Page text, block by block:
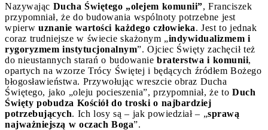
Nazywając Ducha Świętego „olejem komunii”, Franciszek
przypomniał, że do budowania wspólnoty potrzebne jest
wpierw uznanie wartości każdego człowieka. Jest to jednak
coraz trudniejsze w świecie skażonym „indywidualizmem i
rygoryzmem instytucjonalnym”. Ojciec Święty zachęcił też
do nieustannych starań o budowanie braterstwa i komunii,
opartych na wzorze Trócy Świętej i będących źródłem Bożego
błogosławieństwa. Przywołując wreszcie obraz Ducha
Świętego, jako „oleju pocieszenia”, przypomniał, że to Duch
Święty pobudza Kościół do troski o najbardziej
potrzebujących. Ich losy są – jak powiedział – „sprawą
najważniejszą w oczach Boga”.